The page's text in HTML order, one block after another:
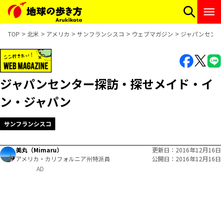
TOP 北米 アメリカ サンフランシスコ ウェブマガジン ジャパンセン
ジャパンセンター探訪・探せメイド・イ
ン・ジャパン
サンフランシスコ
美丸（Mimaru）
アメリカ・カリフォルニア州特派員
更新日
2016年12月16日
公開日
2016年12月16日
AD